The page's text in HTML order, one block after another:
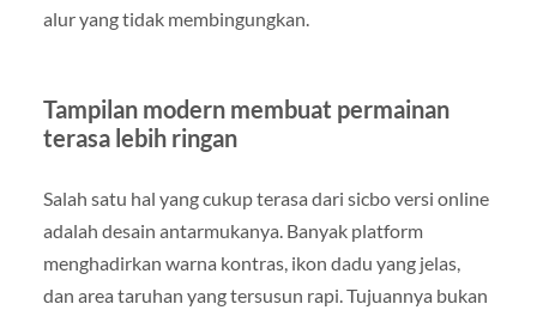
alur yang tidak membingungkan.
Tampilan modern membuat permainan
terasa lebih ringan
Salah satu hal yang cukup terasa dari sicbo versi online
adalah desain antarmukanya. Banyak platform
menghadirkan warna kontras, ikon dadu yang jelas,
dan area taruhan yang tersusun rapi. Tujuannya bukan